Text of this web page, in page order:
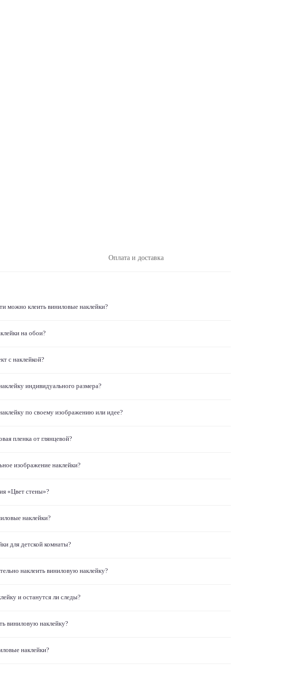
Оплата и доставка
можно клеить виниловые наклейки?
на обои?
с наклейкой?
индивидуального размера?
по своему изображению или идее?
пленка от глянцевой?
изображение наклейки?
«Цвет стены»?
наклейки?
для детской комнаты?
наклеить виниловую наклейку?
и останутся ли следы?
виниловую наклейку?
наклейки?